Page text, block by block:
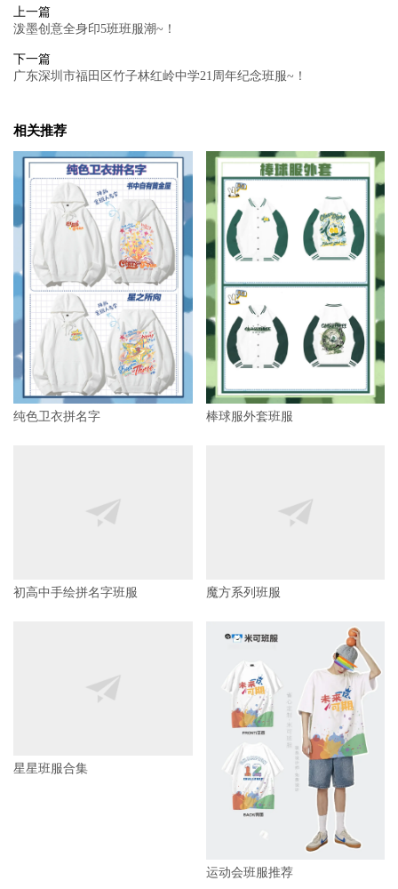
上一篇
泼墨创意全身印5班班服潮~！
下一篇
广东深圳市福田区竹子林红岭中学21周年纪念班服~！
相关推荐
纯色卫衣拼名字 棒球服外套班服
初高中手绘拼名字班服 魔方系列班服
星星班服合集
运动会班服推荐